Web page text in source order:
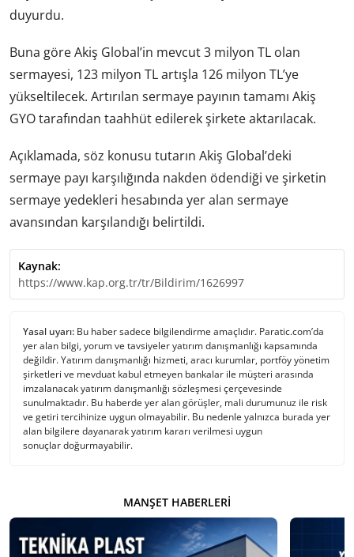
duyurdu.
Buna göre Akiş Global’in mevcut 3 milyon TL olan
sermayesi, 123 milyon TL artışla 126 milyon TL’ye
yükseltilecek. Artırılan sermaye payının tamamı Akiş
GYO tarafından taahhüt edilerek şirkete aktarılacak.
Açıklamada, söz konusu tutarın Akiş Global’deki
sermaye payı karşılığında nakden ödendiği ve şirketin
sermaye yedekleri hesabında yer alan sermaye
avansından karşılandığı belirtildi.
Kaynak:
https://www.kap.org.tr/tr/Bildirim/1626997
Yasal uyarı: Bu haber sadece bilgilendirme amaçlıdır. Paratic.com’da
yer alan bilgi, yorum ve tavsiyeler yatırım danışmanlığı kapsamında
değildir. Yatırım danışmanlığı hizmeti, aracı kurumlar, portföy yönetim
şirketleri ve mevduat kabul etmeyen bankalar ile müşteri arasında
imzalanacak yatırım danışmanlığı sözleşmesi çerçevesinde
sunulmaktadır. Bu haberde yer alan görüşler, mali durumunuz ile risk
ve getiri tercihinize uygun olmayabilir. Bu nedenle yalnızca burada yer
alan bilgilere dayanarak yatırım kararı verilmesi uygun
sonuçlar doğurmayabilir.
MANŞET HABERLERI